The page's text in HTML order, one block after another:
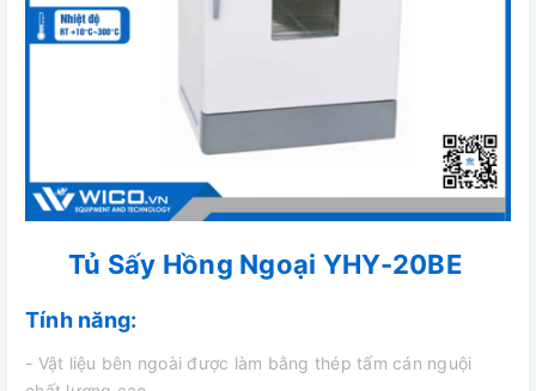
Tủ Sấy Hồng Ngoại YHY-20BE
Tính năng:
- Vật liệu bên ngoài được làm bằng thép tấm cán nguội